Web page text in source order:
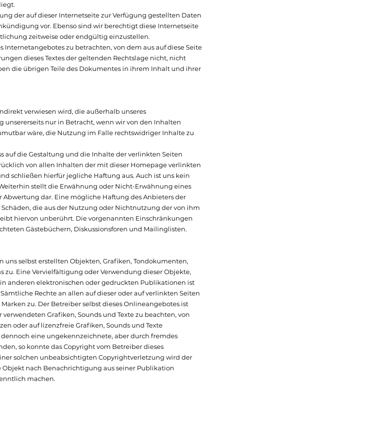
der auf dieser Internetseite zur Verfügung gestellten Daten
vor. Ebenso sind wir berechtigt diese Internetseite
zeitweise oder endgültig einzustellen.
Internetangebotes zu betrachten, von dem aus auf diese Seite
dieses Textes der geltenden Rechtslage nicht, nicht
die übrigen Teile des Dokumentes in ihrem Inhalt und ihrer
verwiesen wird, die außerhalb unseres
nur in Betracht, wenn wir von den Inhalten
wäre, die Nutzung im Falle rechtswidriger Inhalte zu
auf die Gestaltung und die Inhalte der verlinkten Seiten
von allen Inhalten der mit dieser Homepage verlinkten
schließen hierfür jegliche Haftung aus. Auch ist uns kein
stellt die Erwähnung oder Nicht-Erwähnung eines
dar. Eine mögliche Haftung des Anbieters der
die aus der Nutzung oder Nichtnutzung der von ihm
hiervon unberührt. Die vorgenannten Einschränkungen
Gästebüchern, Diskussionsforen und Mailinglisten.
uns selbst erstellten Objekten, Grafiken, Tondokumenten,
zu. Eine Vervielfältigung oder Verwendung dieser Objekte,
anderen elektronischen oder gedruckten Publikationen ist
Rechte an allen auf dieser oder auf verlinkten Seiten
zu. Der Betreiber selbst dieses Onlineangebotes ist
Grafiken, Sounds und Texte zu beachten, von
oder auf lizenzfreie Grafiken, Sounds und Texte
eine ungekennzeichnete, aber durch fremdes
so konnte das Copyright vom Betreiber dieses
solchen unbeabsichtigten Copyrightverletzung wird der
nach Benachrichtigung aus seiner Publikation
machen.